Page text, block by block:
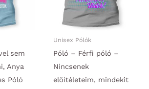
termékoldalon
választhatók
sem
Anya
Póló
Unisex Pólók
Póló – Férfi póló –
Nincsenek
előítéleteim, mindekit